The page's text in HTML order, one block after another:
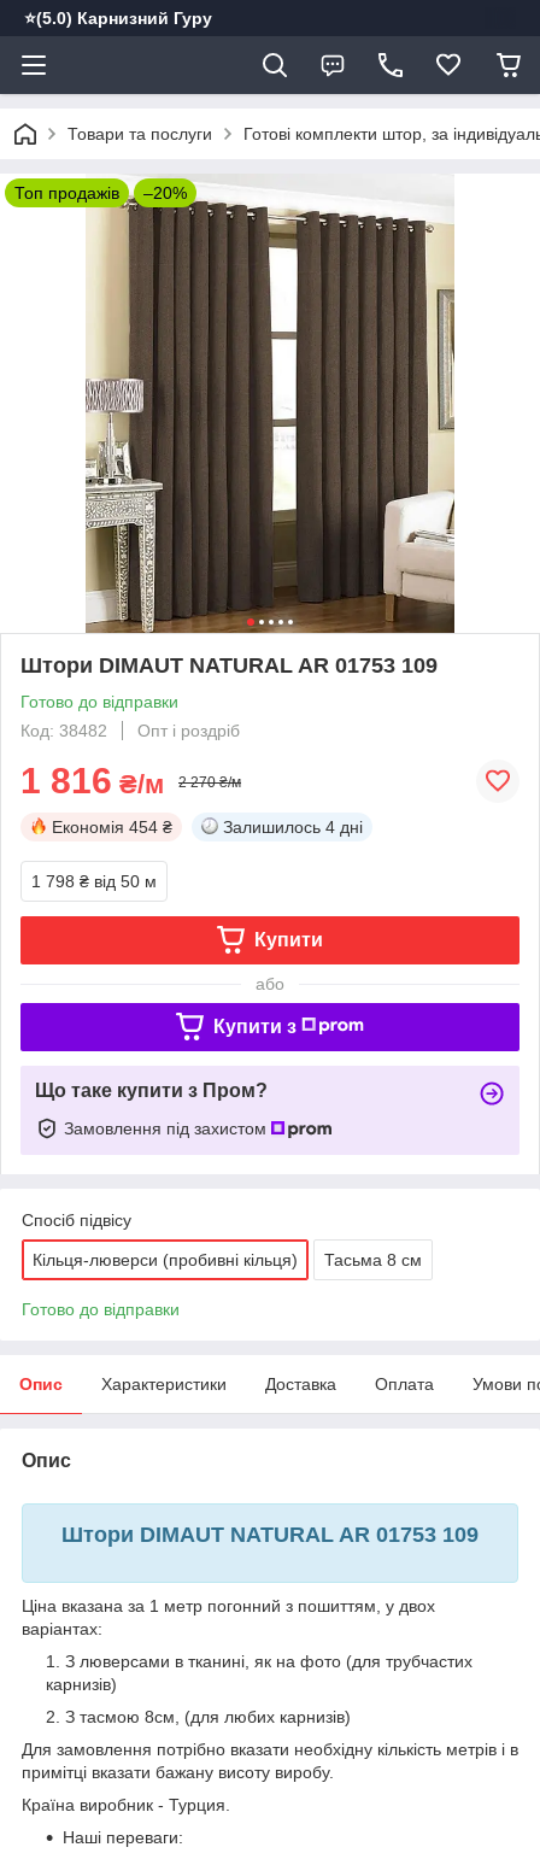
⭐️(5.0) Карнизний Гуру
Товари та послуги Готові комплекти штор, за
Топ продажів –20%
Штори DIMAUT NATURAL AR 01753 109
Готово до відправки
Код: 38482
Опт і роздріб
1 816 ₴/м 2 270 ₴/м
Економія 454 ₴ Залишилось 4 дні
1 798 ₴ від 50 м
Купити
або
Купити з
Що таке купити з Пром?
Замовлення під захистом
Спосіб підвісу
Кільця-люверси (пробивні кільця) Тасьма 8 см
Готово до відправки
Опис Характеристики Доставка Оплата Умови
Опис
Штори DIMAUT NATURAL AR 01753 109
Ціна вказана за 1 метр погонний з пошиттям, у двох
варіантах:
З люверсами в тканині, як на фото (для трубчастих
карнизів)
З тасмою 8см, (для любих карнизів)
Для замовлення потрібно вказати необхідну кількість метрів і в
примітці вказати бажану висоту виробу.
Країна виробник - Турция.
Наші переваги: